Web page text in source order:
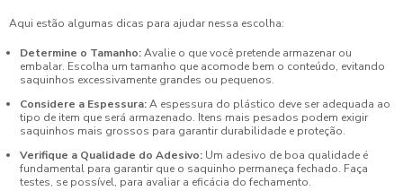
Aqui estão algumas dicas para ajudar nessa escolha:
Determine o Tamanho:Avalie o que você pretende armazenar ou
embalar. Escolha um tamanho que acomode bem o conteúdo, evitando
saquinhos excessivamente grandes ou pequenos.
Considere a Espessura:A espessura do plástico deve ser adequada ao
tipo de item que será armazenado. Itens mais pesados podem exigir
saquinhos mais grossos para garantir durabilidade e proteção.
Verifique a Qualidade do Adesivo: Um adesivo de boa qualidade é
fundamental para garantir que o saquinho permaneça fechado. Faça
testes, se possível, para avaliar a eficácia do fechamento.